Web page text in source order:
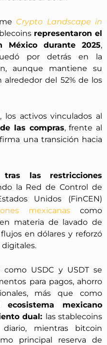
Crypto Landscape in
representaron el
México durante 2025,
por detrás en la
aunque mantiene su
del 52% de los
los activos vinculados al
las compras, frente al
una transición hacia
las restricciones
la Red de Control de
Unidos (FinCEN)
mexicanas como
materia de lavado de
en dólares y reforzó
USDC y USDT se
para pagos, ahorro
más que como
ecosistema mexicano
dual: las stablecoins
mientras bitcoin
principal reserva de